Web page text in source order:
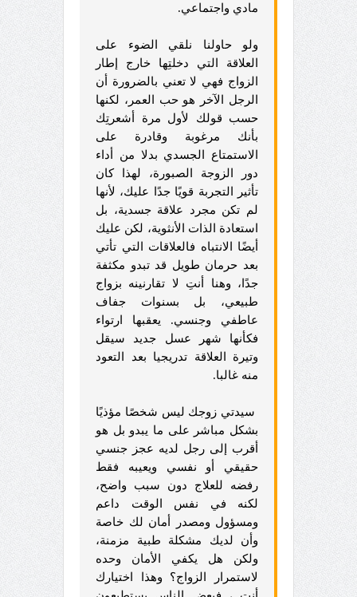
مادي واجتماعي.
ولو حاولنا نلقي الضوء على
العلاقة التي دخلتِها خارج إطار
الزواج فهي لا تعني بالضرورة أن
الرجل الآخر هو حب العمر، لكنها
حسب قولك لأول مرة أشعرتِك
بأنك مرغوبة وقادرة على
الاستمتاع الجسدي بدلا من أداء
دور الزوجة الصبورة، لهذا كان
تأثير التجربة قويًا جدًا عليك، لأنها
لم تكن مجرد علاقة جسدية، بل
استعادة الذات الأنثوية، لكن عليك
أيضًا الانتباه فالعلاقات التي تأتي
بعد حرمان طويل قد تبدو مكثفة
جدًا، وهنا أنتِ لا تقارنينه بزواج
طبيعي، بل بسنوات جفاف
عاطفي وجنسي. يعقبها ارتواء
فكأنها شهر عسل جديد سيقل
وتيرة العلاقة تدريجيا بعد التعود
منه غالبا.
سيدتي زوجك ليس شخصًا مؤذيًا
بشكل مباشر على ما يبدو بل هو
أقرب إلى رجل لديه عجز جنسي
حقيقي أو نفسي ويعيبه فقط
رفضه للعلاج دون سبب واضح،
لكنه في نفس الوقت داعم
ومسؤول ومصدر أمان لك خاصة
وأن لديك مشكلة طبية مزمنة،
ولكن هل يكفي الأمان وحده
لاستمرار الزواج؟ وهذا اختيارك